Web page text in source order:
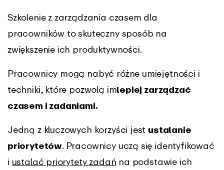
Szkolenie z zarządzania czasem dla
pracowników to skuteczny sposób na
zwiększenie ich produktywności.
Pracownicy mogą nabyć różne umiejętności i
techniki, które pozwolą imlepiej zarządzać
czasem i zadaniami.
Jedną z kluczowych korzyści jest ustalanie
priorytetów. Pracownicy uczą się identyfikować
i ustalać priorytety zadań na podstawie ich